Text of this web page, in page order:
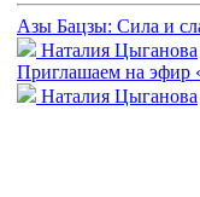
Азы Бацзы: Сила и
Наталия Цыганова
Приглашаем на эфир
Наталия Цыганова